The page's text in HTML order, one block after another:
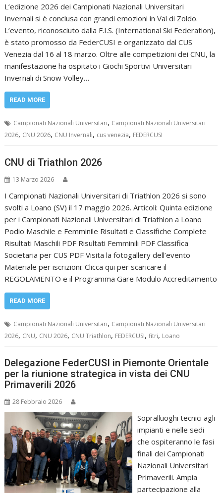
L’edizione 2026 dei Campionati Nazionali Universitari
Invernali si è conclusa con grandi emozioni in Val di Zoldo.
L’evento, riconosciuto dalla F.I.S. (International Ski Federation),
è stato promosso da FederCUSI e organizzato dal CUS
Venezia dal 16 al 18 marzo. Oltre alle competizioni dei CNU, la
manifestazione ha ospitato i Giochi Sportivi Universitari
Invernali di Snow Volley…
READ MORE
Campionati Nazionali Universitari, Campionati Nazionali Universitari
2026, CNU 2026, CNU Invernali, cus venezia, FEDERCUSI
CNU di Triathlon 2026
13 Marzo 2026
I Campionati Nazionali Universitari di Triathlon 2026 si sono
svolti a Loano (SV) il 17 maggio 2026. Articoli: Quinta edizione
per i Campionati Nazionali Universitari di Triathlon a Loano
Podio Maschile e Femminile Risultati e Classifiche Complete
Risultati Maschili PDF Risultati Femminili PDF Classifica
Societaria per CUS PDF Visita la fotogallery dell’evento
Materiale per iscrizioni: Clicca qui per scaricare il
REGOLAMENTO e il Programma Gare Modulo Accreditamento
READ MORE
Campionati Nazionali Universitari, Campionati Nazionali Universitari
2026, CNU, CNU 2026, CNU Triathlon, FEDERCUSI,fitri, Loano
Delegazione FederCUSI in Piemonte Orientale
per la riunione strategica in vista dei CNU
Primaverili 2026
28 Febbraio 2026
Sopralluoghi tecnici agli
impianti e nelle sedi
che ospiteranno le fasi
finali dei Campionati
Nazionali Universitari
Primaverili. Ampia
partecipazione alla